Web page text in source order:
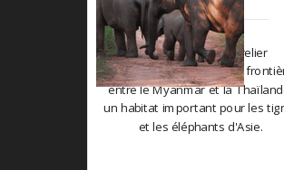
vous permettez de relier
d'importantes forêts à la
entre le Myanmar et la
un habitat important pour les
et les éléphants d'Asie.